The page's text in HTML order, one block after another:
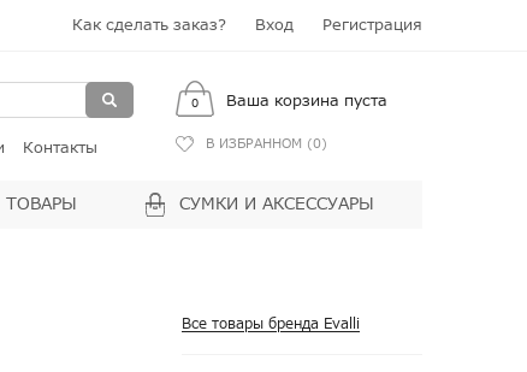
Как сделать заказ? Вход Регистрация
Контакты
0 Ваша корзина пуста
В ИЗБРАННОМ (0)
СУМКИ И АКСЕССУАРЫ
Все товары бренда Evalli